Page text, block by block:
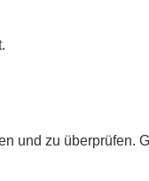
und zu überprüfen.